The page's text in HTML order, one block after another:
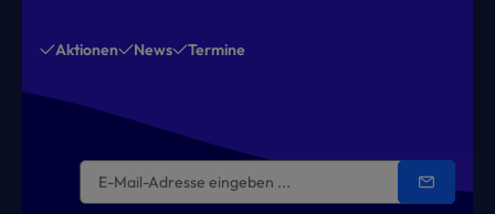
Aktionen News Termine